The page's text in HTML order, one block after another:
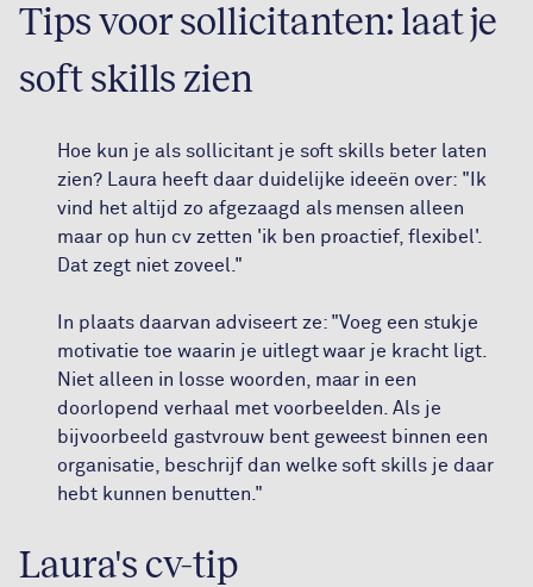
Tips voor sollicitanten: laat je
soft skills zien
Hoe kun je als sollicitant je soft skills beter laten
zien? Laura heeft daar duidelijke ideeën over: "Ik
vind het altijd zo afgezaagd als mensen alleen
maar op hun cv zetten 'ik ben proactief, flexibel'.
Dat zegt niet zoveel."
In plaats daarvan adviseert ze: "Voeg een stukje
motivatie toe waarin je uitlegt waar je kracht ligt.
Niet alleen in losse woorden, maar in een
doorlopend verhaal met voorbeelden. Als je
bijvoorbeeld gastvrouw bent geweest binnen een
organisatie, beschrijf dan welke soft skills je daar
hebt kunnen benutten."
Laura's cv-tip